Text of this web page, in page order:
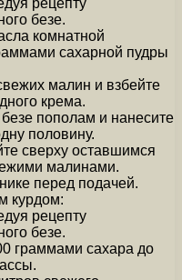
безе.
комнатной
сахарной пудры
малин и взбейте
крема.
пополам и нанесите
половину.
сверху оставшимся
малинами.
перед подачей.
курдом:
рецепту
безе.
граммами сахара до